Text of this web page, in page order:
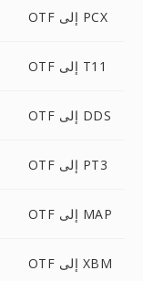
OTF إلى PCX
OTF إلى T11
OTF إلى DDS
OTF إلى PT3
OTF إلى MAP
OTF إلى XBM